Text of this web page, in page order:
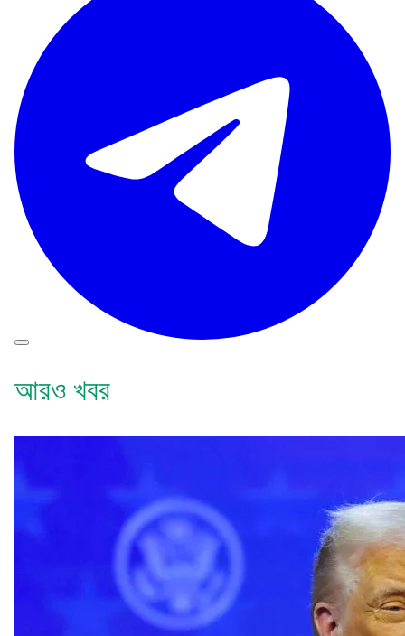
আরও খবর